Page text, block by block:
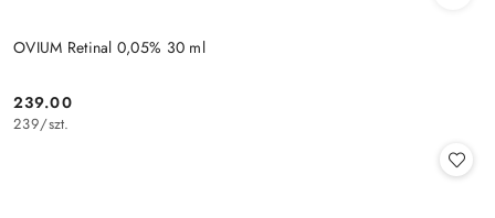
OVIUM Retinal 0,05% 30 ml
Cena:
239.00
239/szt.